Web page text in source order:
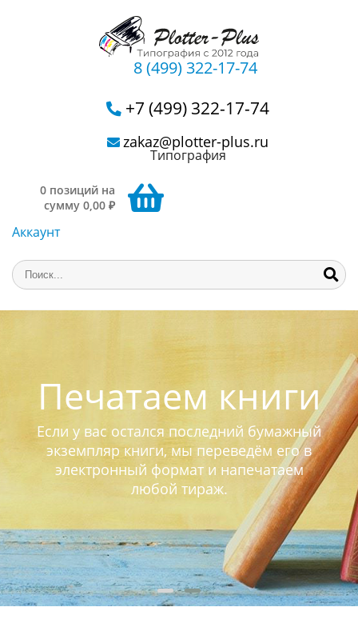
8 (499) 322-17-74
+7 (499) 322-17-74
zakaz@plotter-plus.ru
Типография
0 позиций на
сумму 0,00 ₽
Аккаунт
Печатаем книги
Если у вас остался последний бумажный
экземпляр книги, мы переведём его в
электронный формат и напечатаем
любой тираж.